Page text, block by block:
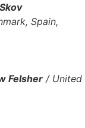
Spain,
Felsher / United